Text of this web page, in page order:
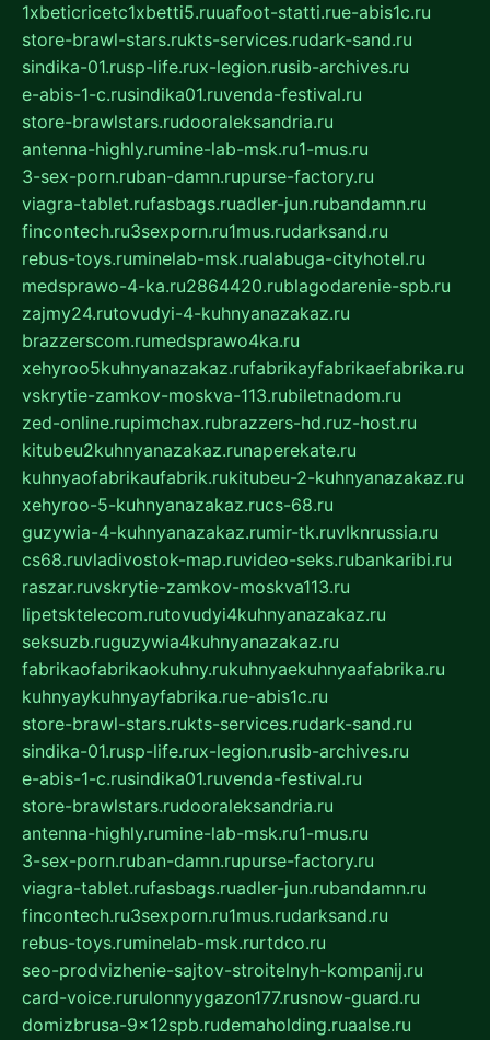
1xbeticricetc1xbetti5.ruuafoot-statti.rue-abis1c.ru
store-brawl-stars.rukts-services.rudark-sand.ru
sindika-01.rusp-life.rux-legion.rusib-archives.ru
e-abis-1-c.rusindika01.ruvenda-festival.ru
store-brawlstars.rudooraleksandria.ru
antenna-highly.rumine-lab-msk.ru1-mus.ru
3-sex-porn.ruban-damn.rupurse-factory.ru
viagra-tablet.rufasbags.ruadler-jun.rubandamn.ru
fincontech.ru3sexporn.ru1mus.rudarksand.ru
rebus-toys.ruminelab-msk.rualabuga-cityhotel.ru
medsprawo-4-ka.ru2864420.rublagodarenie-spb.ru
zajmy24.rutovudyi-4-kuhnyanazakaz.ru
brazzerscom.rumedsprawo4ka.ru
xehyroo5kuhnyanazakaz.rufabrikayfabrikaefabrika.ru
vskrytie-zamkov-moskva-113.rubiletnadom.ru
zed-online.rupimchax.rubrazzers-hd.ruz-host.ru
kitubeu2kuhnyanazakaz.runaperekate.ru
kuhnyaofabrikaufabrik.rukitubeu-2-kuhnyanazakaz.ru
xehyroo-5-kuhnyanazakaz.rucs-68.ru
guzywia-4-kuhnyanazakaz.rumir-tk.ruvlknrussia.ru
cs68.ruvladivostok-map.ruvideo-seks.rubankaribi.ru
raszar.ruvskrytie-zamkov-moskva113.ru
lipetsktelecom.rutovudyi4kuhnyanazakaz.ru
seksuzb.ruguzywia4kuhnyanazakaz.ru
fabrikaofabrikaokuhny.rukuhnyaekuhnyaafabrika.ru
kuhnyaykuhnyayfabrika.rue-abis1c.ru
store-brawl-stars.rukts-services.rudark-sand.ru
sindika-01.rusp-life.rux-legion.rusib-archives.ru
e-abis-1-c.rusindika01.ruvenda-festival.ru
store-brawlstars.rudooraleksandria.ru
antenna-highly.rumine-lab-msk.ru1-mus.ru
3-sex-porn.ruban-damn.rupurse-factory.ru
viagra-tablet.rufasbags.ruadler-jun.rubandamn.ru
fincontech.ru3sexporn.ru1mus.rudarksand.ru
rebus-toys.ruminelab-msk.rurtdco.ru
seo-prodvizhenie-sajtov-stroitelnyh-kompanij.ru
card-voice.rurulonnyygazon177.rusnow-guard.ru
domizbrusa-9x12spb.rudemaholding.ruaalse.ru